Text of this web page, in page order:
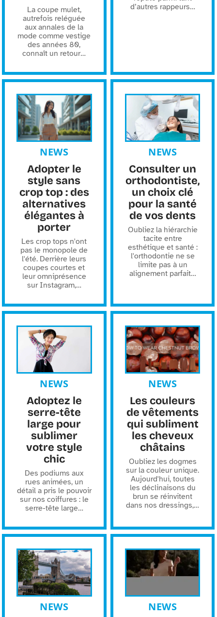
La coupe mulet,
autrefois reléguée
aux annales de la
mode comme vestige
des années 80,
connaît un retour…
d’autres rappeurs…
NEWS
Adopter le
style sans
crop top : des
alternatives
élégantes à
porter
Les crop tops n'ont
pas le monopole de
l'été. Derrière leurs
coupes courtes et
leur omniprésence
sur Instagram,…
NEWS
Consulter un
orthodontiste,
un choix clé
pour la santé
de vos dents
Oubliez la hiérarchie
tacite entre
esthétique et santé :
l'orthodontie ne se
limite pas à un
alignement parfait…
NEWS
Adoptez le
serre-tête
large pour
sublimer
votre style
chic
Des podiums aux
rues animées, un
détail a pris le pouvoir
sur nos coiffures : le
serre-tête large…
NEWS
Les couleurs
de vêtements
qui subliment
les cheveux
châtains
Oubliez les dogmes
sur la couleur unique.
Aujourd'hui, toutes
les déclinaisons du
brun se réinvitent
dans nos dressings,…
NEWS NEWS